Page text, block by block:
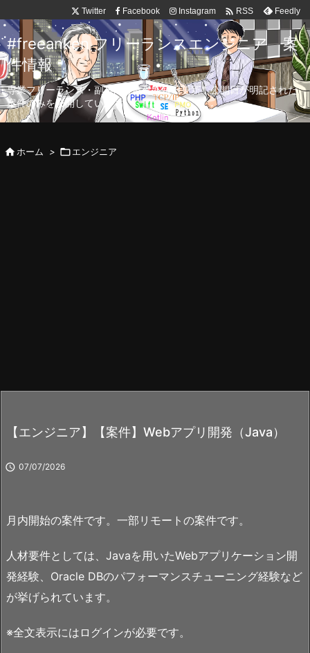
Twitter Facebook Instagram  RSS Feedly
#freeanken フリーランスエンジニア 案
件情報
専業フリーランス・副業向け案件を毎日更新！公開日が明記された
案件のみを公開しています。
ホーム > エンジニア
【エンジニア】【案件】Webアプリ開発（Java）
 07/07/2026
月内開始の案件です。一部リモートの案件です。
人材要件としては、Javaを用いたWebアプリケーション開
発経験、Oracle DBのパフォーマンスチューニング経験など
が挙げられています。
※全文表示にはログインが必要です。